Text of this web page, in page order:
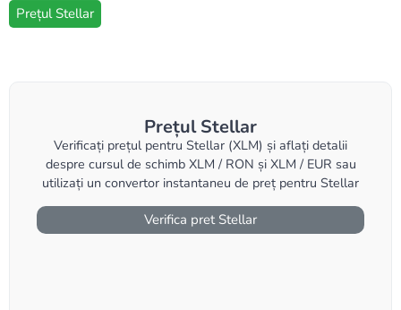
Prețul Stellar
Prețul Stellar
Verificați prețul pentru Stellar (XLM) și aflați detalii
despre cursul de schimb XLM / RON și XLM / EUR sau
utilizați un convertor instantaneu de preț pentru Stellar
Verifica pret Stellar